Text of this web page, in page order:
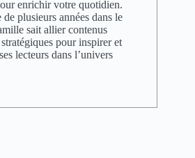
enrichir votre quotidien.
plusieurs années dans le
sait allier contenus
pour inspirer et
lecteurs dans l’univers